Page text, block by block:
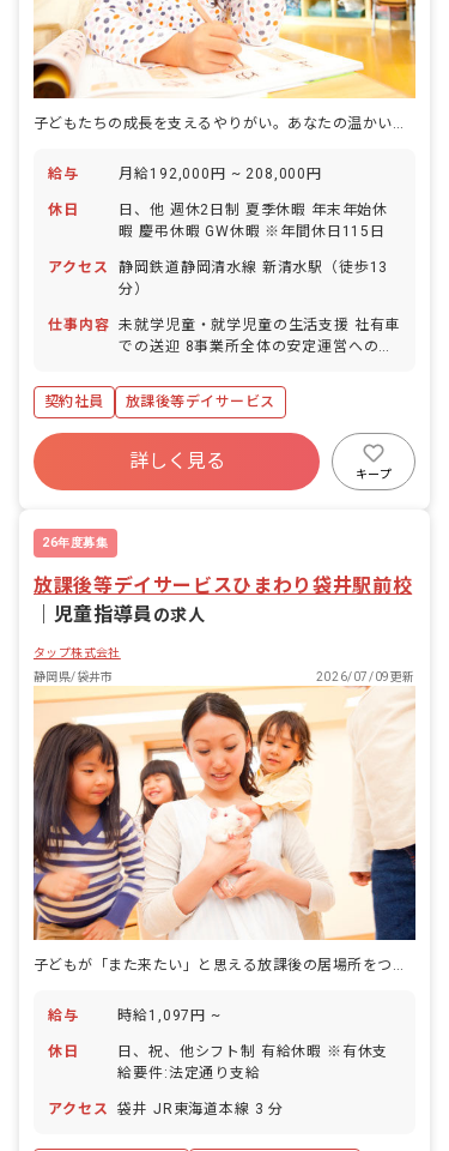
給与 月給192,000円 ~ 208,000円
休日
日、他 週休2日制 夏季休暇 年末年始休
暇 慶弔休暇 GW休暇 ※年間休日115日
アクセス
静岡鉄道静岡清水線 新清水駅（徒歩13
分）
仕事内容 未就学児童・就学児童の生活支援 社有車
での送迎 8事業所全体の安定運営への参
への参加や資格取得等
契約社員 放課後等デイサービス
詳しく見る
キープ
26年度募集
放課後等デイサービスひまわり袋井駅前校
児童指導員 の求人
タップ株式会社
静岡県/袋井市
2026/07/09更新
子どもが「また来たい」と思える放課後の居場所をつくる
給与 時給1,097円 ~
休日
日、祝、他シフト制 有給休暇 ※有休支
給要件:法定通り支給
アクセス 袋井 JR東海道本線 3 分